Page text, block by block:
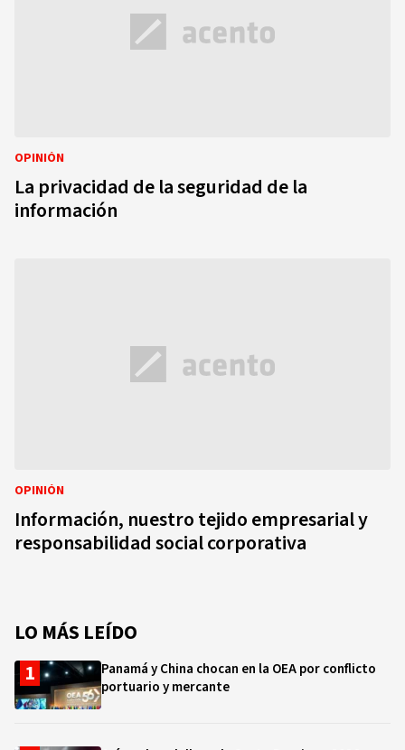
OPINIÓN
La privacidad de la seguridad de la
información
OPINIÓN
Información, nuestro tejido empresarial y
responsabilidad social corporativa
LO MÁS LEÍDO
Panamá y China chocan en la OEA por conflicto
portuario y mercante